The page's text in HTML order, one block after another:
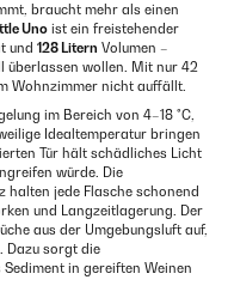
braucht mehr als einen
Uno ist ein freistehender
und 128 Litern Volumen –
überlassen wollen. Mit nur 42
Wohnzimmer nicht auffällt.
im Bereich von 4–18 °C,
Idealtemperatur bringen
Tür hält schädliches Licht
würde. Die
halten jede Flasche schonend
und Langzeitlagerung. Der
aus der Umgebungsluft auf,
Dazu sorgt die
in gereiften Weinen